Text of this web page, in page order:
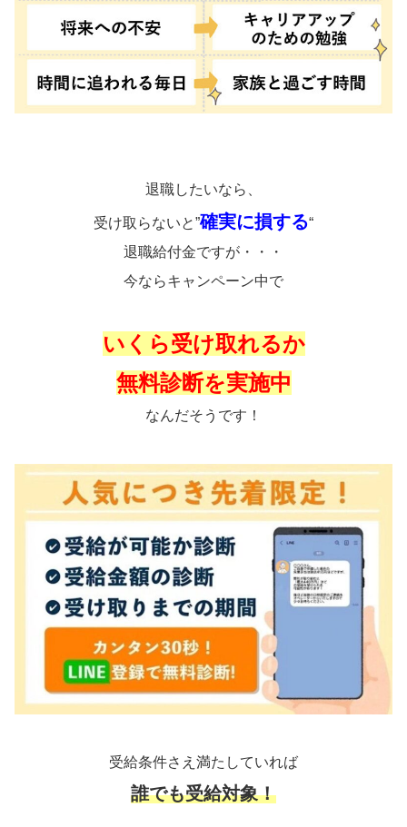
退職したいなら、
受け取らないと”確実に損する“
退職給付金ですが・・・
今ならキャンペーン中で
いくら受け取れるか
無料診断を実施中
なんだそうです！
受給条件さえ満たしていれば
誰でも受給対象！